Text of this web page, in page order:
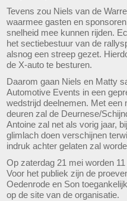
Tevens zou Niels van de
waarmee gasten en
snelheid mee kunnen rijden.
het sectiebestuur van de
alsnog een streep gezet.
de X-auto te besturen.
Daarom gaan Niels en Matty
Automotive Events in een
wedstrijd deelnemen. Met een
deuren zal de Deurnese/
Antoine zal net als vorig jaar,
glimlach doen verschijnen
indruk achter gelaten zal
Op zaterdag 21 mei worden
Voor het publiek zijn de
Oedenrode en Son
op de site van de organisatie.